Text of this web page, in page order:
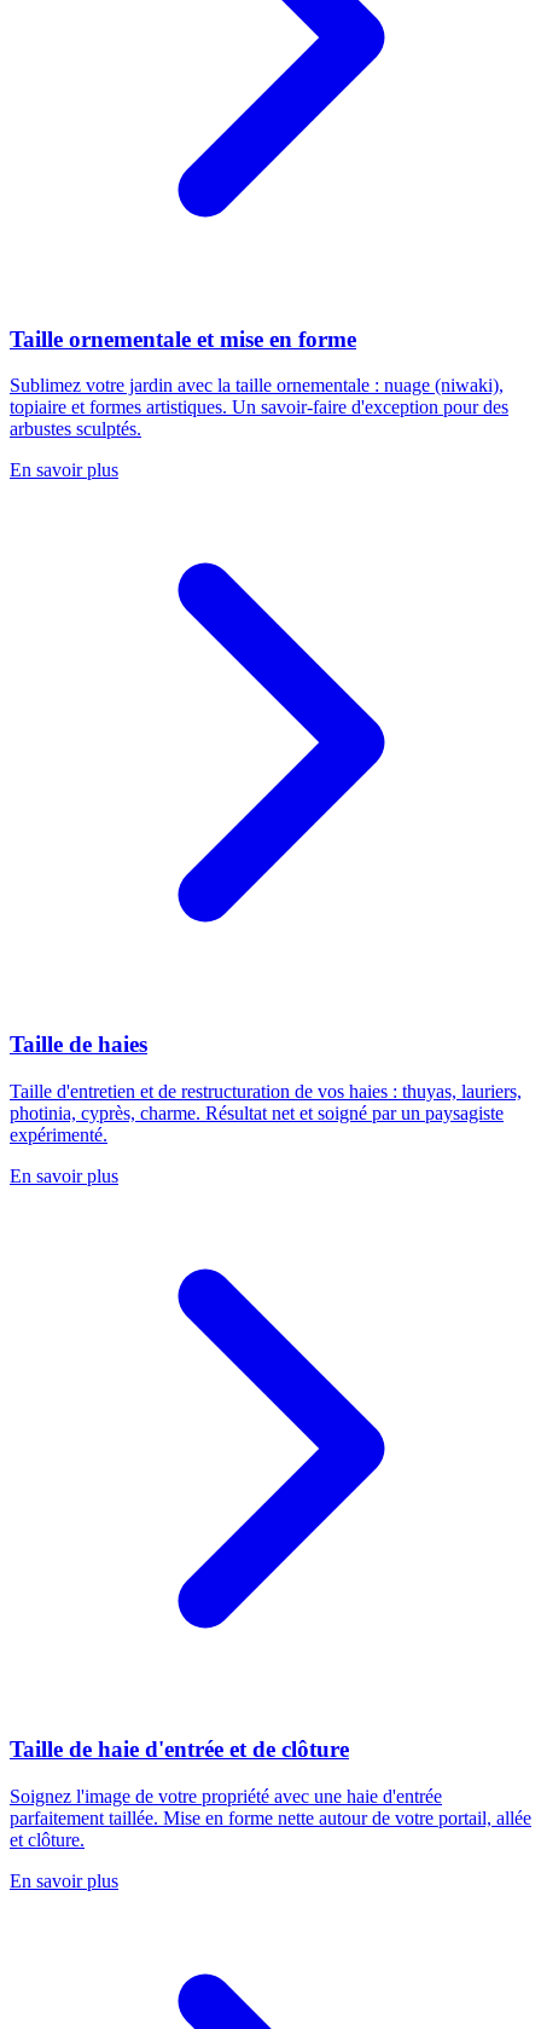
Taille ornementale et mise en forme
Sublimez votre jardin avec la taille ornementale : nuage (niwaki),
topiaire et formes artistiques. Un savoir-faire d'exception pour des
arbustes sculptés.
En savoir plus
Taille de haies
Taille d'entretien et de restructuration de vos haies : thuyas, lauriers,
photinia, cyprès, charme. Résultat net et soigné par un paysagiste
expérimenté.
En savoir plus
Taille de haie d'entrée et de clôture
Soignez l'image de votre propriété avec une haie d'entrée
parfaitement taillée. Mise en forme nette autour de votre portail, allée
et clôture.
En savoir plus